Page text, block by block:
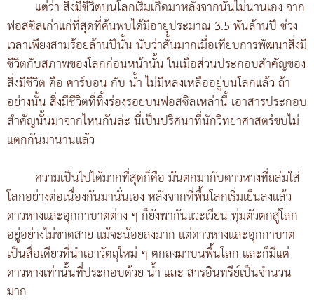
แต่ว่า สิ่งมีชีวิตบนโลกเริ่มเกิดมาหลังจากนั้นไม่นานเอง จาก
ฟอสซิลเก่าแก่ที่สุดที่ค้นพบได้มีอายุประมาณ 3.5 พันล้านปี ช่วง
เวลาเพียงสามร้อยล้านปีนั้น นับว่าสั้นมากเมื่อเทียบการพัฒนาสิ่งมี
ชีวิตกับสภาพของโลกก่อนหน้านั้น ในเมื่อส่วนประกอบสำคัญของ
สิ่งมีชีวิต คือ คาร์บอน กับ น้ำ ไม่มีหลงเหลืออยู่บนโลกแล้ว ถ้า
อย่างนั้น สิ่งมีชีวิตที่ทิ้งร่องรอยบนฟอสซิลเหล่านี้ เอาสารประกอบ
สำคัญนั้นมาจากไหนกันล่ะ นี่เป็นปริศนาที่นักวิทยาศาสตร์ขบไม่
แตกกันมานานแล้ว
ความเป็นไปได้มากที่สุดก็คือ มันตกมากับดาวหางที่ถล่มใส่
โลกอย่างต่อเนื่องกันมานั่นเอง หลังจากที่พื้นโลกเริ่มเย็นลงแล้ว
ดาวหางและอุกกาบาตต่าง ๆ ก็ยังพากันแวะเวียน ทุ่มตัวตกสู่โลก
อยู่อย่างไม่ขาดสาย แม้จะน้อยลงมาก แต่ดาวหางและอุกกาบาต
เป็นสื่อเดียวที่นำเอาวัตถุใหม่ ๆ ตกลงมาบนพื้นโลก และก็มีแต่
ดาวหางเท่านั้นที่ประกอบด้วย น้ำ และ สารอินทรีย์เป็นจำนวน
มาก